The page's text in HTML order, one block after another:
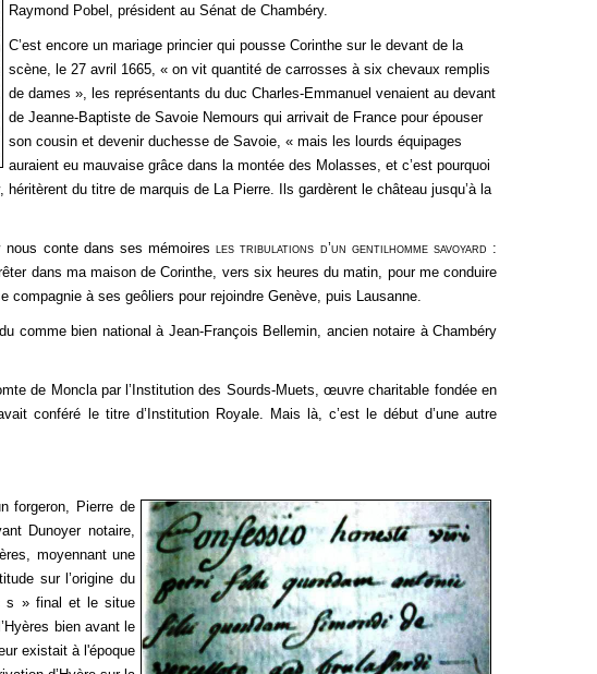
Raymond Pobel, président au Sénat de Chambéry.
C’est encore un mariage princier qui pousse Corinthe sur le devant de la
scène, le 27 avril 1665, « on vit quantité de carrosses à six chevaux remplis
de dames », les représentants du duc Charles-Emmanuel venaient au devant
de Jeanne-Baptiste de Savoie Nemours qui arrivait de France pour épouser
son cousin et devenir duchesse de Savoie, « mais les lourds équipages
auraient eu mauvaise grâce dans la montée des Molasses, et c’est pourquoi
du titre de marquis de La Pierre. Ils gardèrent le château jusqu’à la
nous conte dans ses mémoiresles tribulations d’un gentilhomme savoyard :
dans ma maison de Corinthe, vers six heures du matin, pour me conduire
à ses geôliers pour rejoindre Genève, puis Lausanne.
comme bien national à Jean-François Bellemin, ancien notaire à Chambéry
de Moncla par l’Institution des Sourds-Muets, œuvre charitable fondée en
conféré le titre d’Institution Royale. Mais là, c’est le début d’une autre
forgeron, Pierre de
Dunoyer notaire,
moyennant une
sur l’origine du
s » final et le situe
bien avant le
existait à l'époque